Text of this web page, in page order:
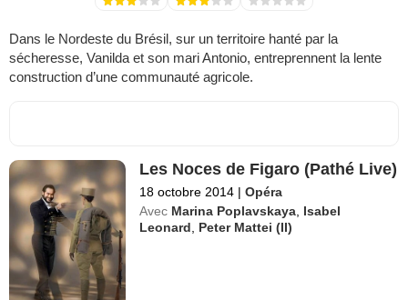
Dans le Nordeste du Brésil, sur un territoire hanté par la
sécheresse, Vanilda et son mari Antonio, entreprennent la lente
construction d’une communauté agricole.
Les Noces de Figaro (Pathé Live)
18 octobre 2014 | Opéra
Avec Marina Poplavskaya Isabel
Leonard
Peter Mattei (II)